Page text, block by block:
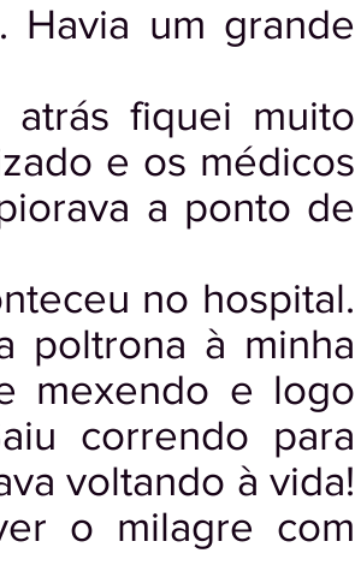
Havia um grande
atrás fiquei muito
e os médicos
a ponto de
no hospital.
poltrona à minha
mexendo e logo
correndo para
voltando à vida!
o milagre com